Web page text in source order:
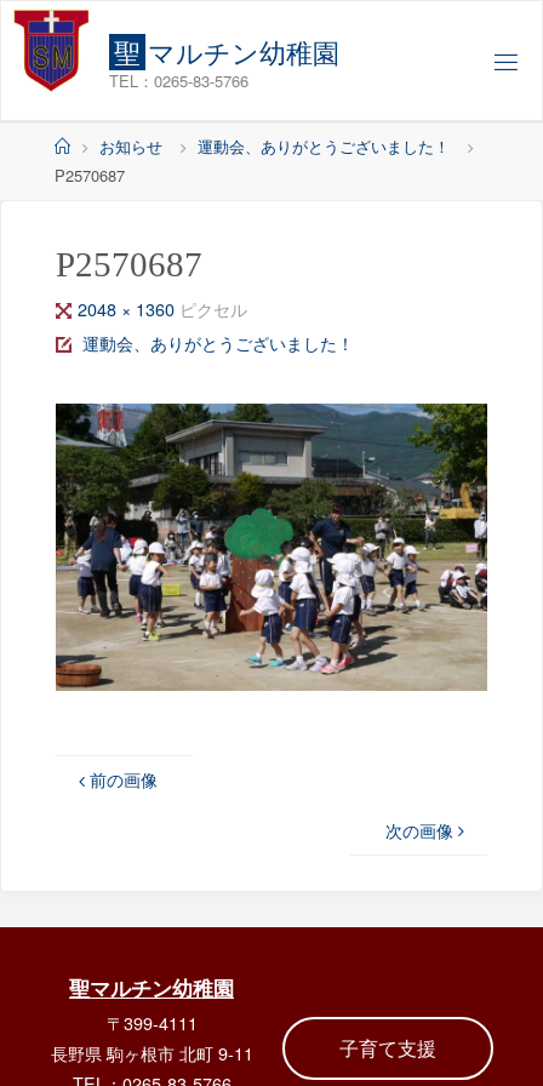
コ
聖 マルチン幼稚園
TEL：0265-83-5766
ホ
ー
お知らせ
運動会、ありがとうございました！
P2570687
P2570687
フ
ル
イ
ズ
2048 × 1360 ピクセル
運動会、ありがとうございました！
前の画像
次の画像
聖マルチン幼稚園
〒399-4111
長野県 駒ヶ根市 北町 9-11
子育て支援